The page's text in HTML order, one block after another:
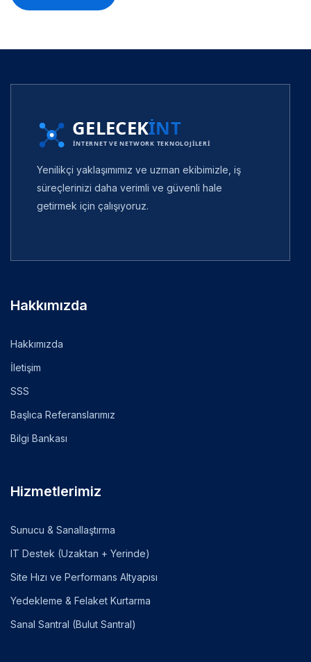
Yenilikçi yaklaşımımız ve uzman ekibimizle, iş
süreçlerinizi daha verimli ve güvenli hale
getirmek için çalışıyoruz.
Hakkımızda
Hakkımızda
İletişim
SSS
Başlıca Referanslarımız
Bilgi Bankası
Hizmetlerimiz
Sunucu & Sanallaştırma
IT Destek (Uzaktan + Yerinde)
Site Hızı ve Performans Altyapısı
Yedekleme & Felaket Kurtarma
Sanal Santral (Bulut Santral)